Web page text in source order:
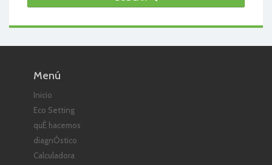
Menú
Inicio
Eco Setting
quÉ hacemos
diagnÓstico
Calculadora